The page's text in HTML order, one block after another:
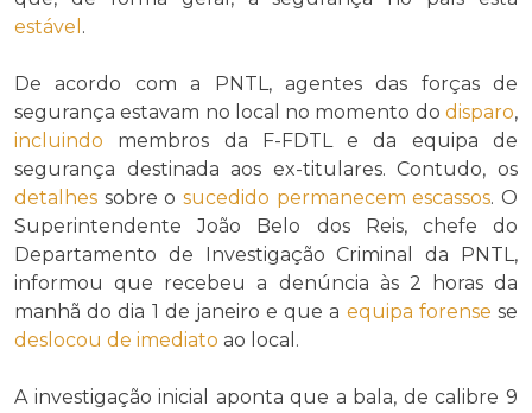
estável .
De acordo com a PNTL, agentes das forças de
segurança estavam no local no momento do disparo,
incluindo membros da F-FDTL e da equipa de
segurança destinada aos ex-titulares. Contudo, os
detalhes sobre o sucedido permanecem escassos. O
Superintendente João Belo dos Reis, chefe do
Departamento de Investigação Criminal da PNTL,
informou que recebeu a denúncia às 2 horas da
manhã do dia 1 de janeiro e que a equipa forense se
deslocou de imediato ao local.
A investigação inicial aponta que a bala, de calibre 9